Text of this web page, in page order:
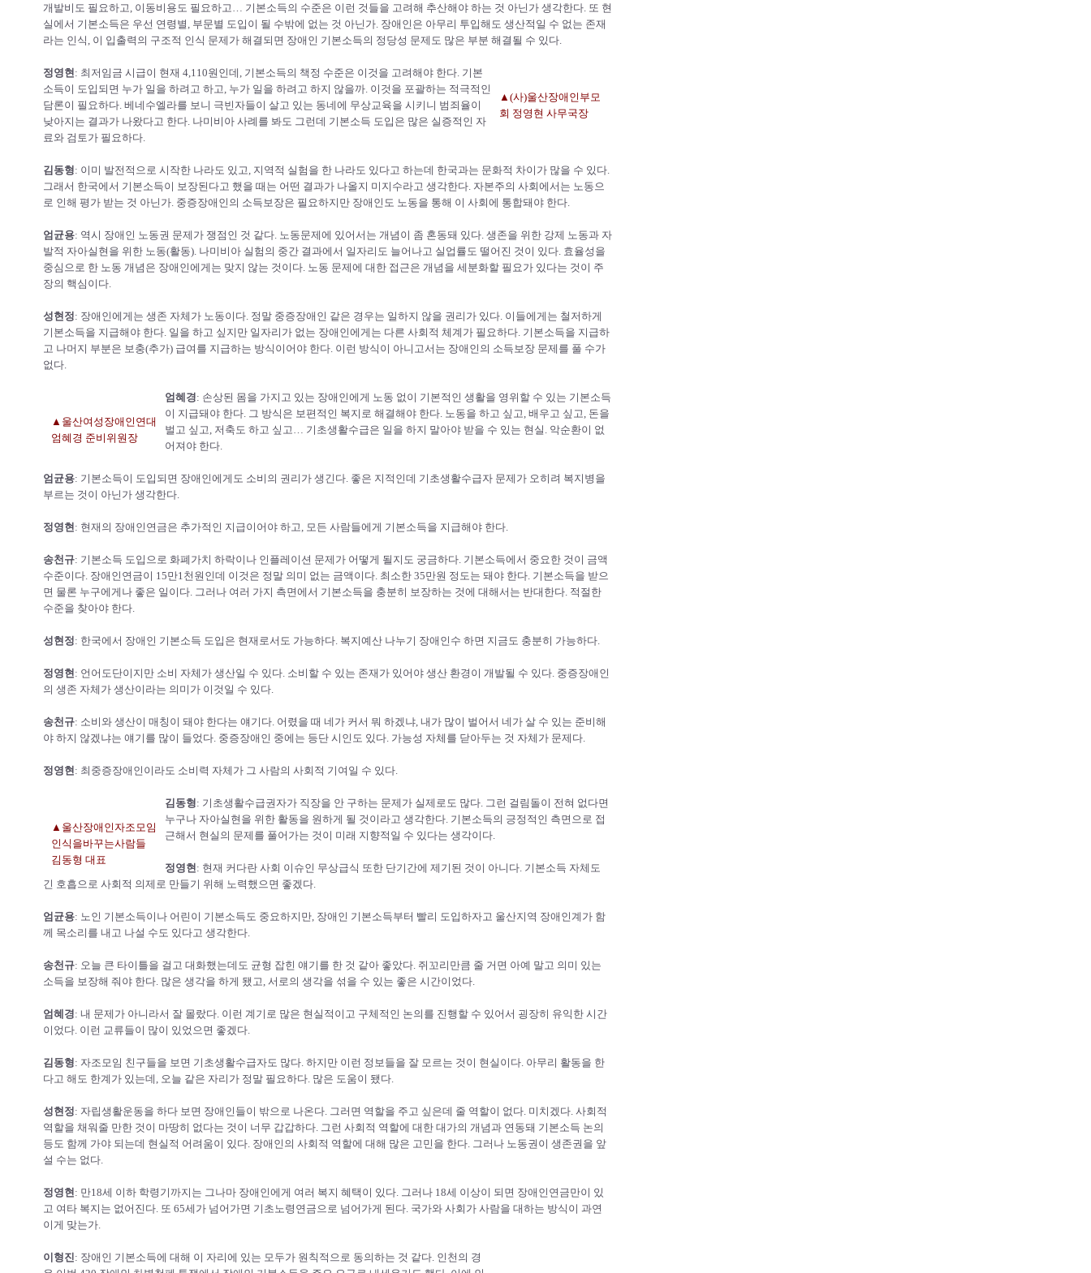
개발비도 필요하고, 이동비용도 필요하고… 기본소득의 수준은 이런 것들을 고려해 추산해야 하는 것 아닌가 생각한다. 또 현
실에서 기본소득은 우선 연령별, 부문별 도입이 될 수밖에 없는 것 아닌가. 장애인은 아무리 투입해도 생산적일 수 없는 존재
라는 인식, 이 입출력의 구조적 인식 문제가 해결되면 장애인 기본소득의 정당성 문제도 많은 부분 해결될 수 있다.
▲(사)울산장애인부모
회 정영현 사무국장
정영현: 최저임금 시급이 현재 4,110원인데, 기본소득의 책정 수준은 이것을 고려해야 한다. 기본
소득이 도입되면 누가 일을 하려고 하고, 누가 일을 하려고 하지 않을까. 이것을 포괄하는 적극적인
담론이 필요하다. 베네수엘라를 보니 극빈자들이 살고 있는 동네에 무상교육을 시키니 범죄율이
낮아지는 결과가 나왔다고 한다. 나미비아 사례를 봐도 그런데 기본소득 도입은 많은 실증적인 자
료와 검토가 필요하다.
김동형: 이미 발전적으로 시작한 나라도 있고, 지역적 실험을 한 나라도 있다고 하는데 한국과는 문화적 차이가 많을 수 있다.
그래서 한국에서 기본소득이 보장된다고 했을 때는 어떤 결과가 나올지 미지수라고 생각한다. 자본주의 사회에서는 노동으
로 인해 평가 받는 것 아닌가. 중증장애인의 소득보장은 필요하지만 장애인도 노동을 통해 이 사회에 통합돼야 한다.
엄균용: 역시 장애인 노동권 문제가 쟁점인 것 같다. 노동문제에 있어서는 개념이 좀 혼동돼 있다. 생존을 위한 강제 노동과 자
발적 자아실현을 위한 노동(활동). 나미비아 실험의 중간 결과에서 일자리도 늘어나고 실업률도 떨어진 것이 있다. 효율성을
중심으로 한 노동 개념은 장애인에게는 맞지 않는 것이다. 노동 문제에 대한 접근은 개념을 세분화할 필요가 있다는 것이 주
장의 핵심이다.
성현정: 장애인에게는 생존 자체가 노동이다. 정말 중증장애인 같은 경우는 일하지 않을 권리가 있다. 이들에게는 철저하게
기본소득을 지급해야 한다. 일을 하고 싶지만 일자리가 없는 장애인에게는 다른 사회적 체계가 필요하다. 기본소득을 지급하
고 나머지 부분은 보충(추가) 급여를 지급하는 방식이어야 한다. 이런 방식이 아니고서는 장애인의 소득보장 문제를 풀 수가
없다.
▲울산여성장애인연대
엄혜경 준비위원장
엄혜경: 손상된 몸을 가지고 있는 장애인에게 노동 없이 기본적인 생활을 영위할 수 있는 기본소득
이 지급돼야 한다. 그 방식은 보편적인 복지로 해결해야 한다. 노동을 하고 싶고, 배우고 싶고, 돈을
벌고 싶고, 저축도 하고 싶고… 기초생활수급은 일을 하지 말아야 받을 수 있는 현실. 악순환이 없
어져야 한다.
엄균용: 기본소득이 도입되면 장애인에게도 소비의 권리가 생긴다. 좋은 지적인데 기초생활수급자 문제가 오히려 복지병을
부르는 것이 아닌가 생각한다.
정영현: 현재의 장애인연금은 추가적인 지급이어야 하고, 모든 사람들에게 기본소득을 지급해야 한다.
송천규: 기본소득 도입으로 화폐가치 하락이나 인플레이션 문제가 어떻게 될지도 궁금하다. 기본소득에서 중요한 것이 금액
수준이다. 장애인연금이 15만1천원인데 이것은 정말 의미 없는 금액이다. 최소한 35만원 정도는 돼야 한다. 기본소득을 받으
면 물론 누구에게나 좋은 일이다. 그러나 여러 가지 측면에서 기본소득을 충분히 보장하는 것에 대해서는 반대한다. 적절한
수준을 찾아야 한다.
성현정: 한국에서 장애인 기본소득 도입은 현재로서도 가능하다. 복지예산 나누기 장애인수 하면 지금도 충분히 가능하다.
정영현: 언어도단이지만 소비 자체가 생산일 수 있다. 소비할 수 있는 존재가 있어야 생산 환경이 개발될 수 있다. 중증장애인
의 생존 자체가 생산이라는 의미가 이것일 수 있다.
송천규: 소비와 생산이 매칭이 돼야 한다는 얘기다. 어렸을 때 네가 커서 뭐 하겠냐, 내가 많이 벌어서 네가 살 수 있는 준비해
야 하지 않겠냐는 얘기를 많이 들었다. 중증장애인 중에는 등단 시인도 있다. 가능성 자체를 닫아두는 것 자체가 문제다.
정영현: 최중증장애인이라도 소비력 자체가 그 사람의 사회적 기여일 수 있다.
▲울산장애인자조모임
인식을바꾸는사람들
김동형 대표
김동형: 기초생활수급권자가 직장을 안 구하는 문제가 실제로도 많다. 그런 걸림돌이 전혀 없다면
누구나 자아실현을 위한 활동을 원하게 될 것이라고 생각한다. 기본소득의 긍정적인 측면으로 접
근해서 현실의 문제를 풀어가는 것이 미래 지향적일 수 있다는 생각이다.
정영현: 현재 커다란 사회 이슈인 무상급식 또한 단기간에 제기된 것이 아니다. 기본소득 자체도
긴 호흡으로 사회적 의제로 만들기 위해 노력했으면 좋겠다.
엄균용: 노인 기본소득이나 어린이 기본소득도 중요하지만, 장애인 기본소득부터 빨리 도입하자고 울산지역 장애인계가 함
께 목소리를 내고 나설 수도 있다고 생각한다.
송천규: 오늘 큰 타이틀을 걸고 대화했는데도 균형 잡힌 얘기를 한 것 같아 좋았다. 쥐꼬리만큼 줄 거면 아예 말고 의미 있는
소득을 보장해 줘야 한다. 많은 생각을 하게 됐고, 서로의 생각을 섞을 수 있는 좋은 시간이었다.
엄혜경: 내 문제가 아니라서 잘 몰랐다. 이런 계기로 많은 현실적이고 구체적인 논의를 진행할 수 있어서 굉장히 유익한 시간
이었다. 이런 교류들이 많이 있었으면 좋겠다.
김동형: 자조모임 친구들을 보면 기초생활수급자도 많다. 하지만 이런 정보들을 잘 모르는 것이 현실이다. 아무리 활동을 한
다고 해도 한계가 있는데, 오늘 같은 자리가 정말 필요하다. 많은 도움이 됐다.
성현정: 자립생활운동을 하다 보면 장애인들이 밖으로 나온다. 그러면 역할을 주고 싶은데 줄 역할이 없다. 미치겠다. 사회적
역할을 채워줄 만한 것이 마땅히 없다는 것이 너무 갑갑하다. 그런 사회적 역할에 대한 대가의 개념과 연동돼 기본소득 논의
등도 함께 가야 되는데 현실적 어려움이 있다. 장애인의 사회적 역할에 대해 많은 고민을 한다. 그러나 노동권이 생존권을 앞
설 수는 없다.
정영현: 만18세 이하 학령기까지는 그나마 장애인에게 여러 복지 혜택이 있다. 그러나 18세 이상이 되면 장애인연금만이 있
고 여타 복지는 없어진다. 또 65세가 넘어가면 기초노령연금으로 넘어가게 된다. 국가와 사회가 사람을 대하는 방식이 과연
이게 맞는가.
이형진: 장애인 기본소득에 대해 이 자리에 있는 모두가 원칙적으로 동의하는 것 같다. 인천의 경